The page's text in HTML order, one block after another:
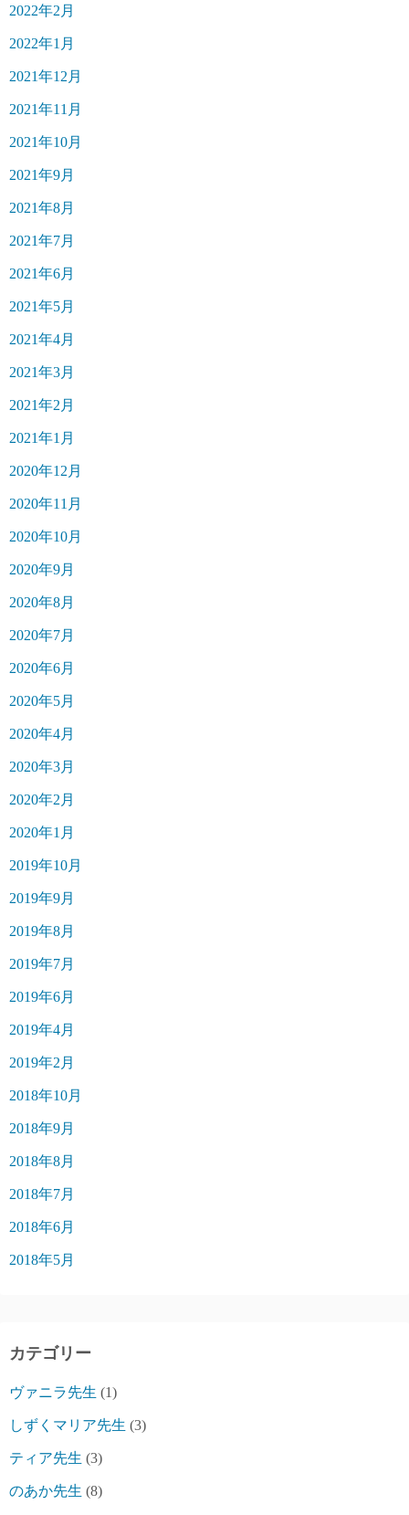
2022年2月
2022年1月
2021年12月
2021年11月
2021年10月
2021年9月
2021年8月
2021年7月
2021年6月
2021年5月
2021年4月
2021年3月
2021年2月
2021年1月
2020年12月
2020年11月
2020年10月
2020年9月
2020年8月
2020年7月
2020年6月
2020年5月
2020年4月
2020年3月
2020年2月
2020年1月
2019年10月
2019年9月
2019年8月
2019年7月
2019年6月
2019年4月
2019年2月
2018年10月
2018年9月
2018年8月
2018年7月
2018年6月
2018年5月
カテゴリー
ヴァニラ先生 (1)
しずくマリア先生 (3)
ティア先生 (3)
のあか先生 (8)